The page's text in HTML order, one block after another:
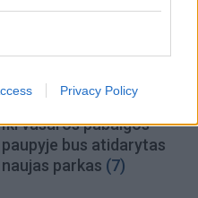
Privacy Policy
Klaipėda
Iki vasaros pabaigos
paupyje bus atidarytas
naujas parkas (7)